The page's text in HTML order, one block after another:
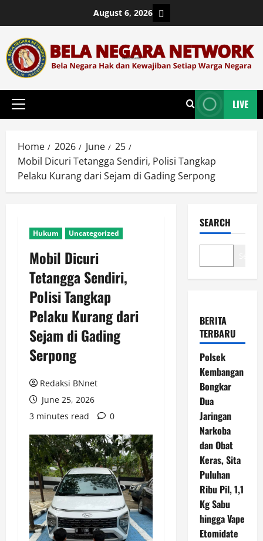
content
August 6, 2026 Login
Primary
LIVE
Home 2026 June
25
Mobil Dicuri Tetangga Sendiri, Polisi Tangkap
Pelaku Kurang dari Sejam di Gading Serpong
Hukum Uncategorized
Mobil Dicuri
Tetangga Sendiri,
Polisi Tangkap
Pelaku Kurang dari
Sejam di Gading
Serpong
Redaksi BNnet
June 25, 2026
3 minutes read
0
SEARCH
BERITA
TERBARU
Polsek
Kembangan
Bongkar
Dua
Jaringan
Narkoba
dan Obat
Keras, Sita
Puluhan
Ribu Pil, 1,1
Kg Sabu
hingga Vape
Etomidate